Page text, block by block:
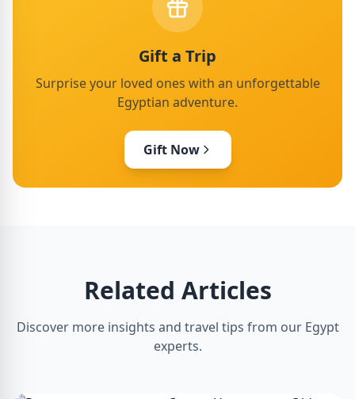
Gift a Trip
Surprise your loved ones with an unforgettable
Egyptian adventure.
Gift Now
Related Articles
Discover more insights and travel tips from our Egypt
experts.